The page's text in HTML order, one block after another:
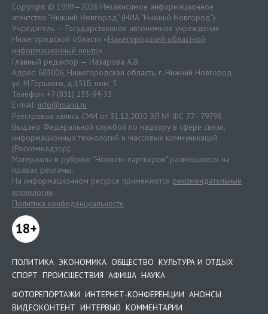
Copyright © 1999—2026 Независимое информационное
агентство "Нижний Новгород" (НИА "Нижний Новгород")
Учредитель — Государственное автономное учреждение
Нижегородской области «Нижегородский областной
информационный центр»
Главный редактор — Назарова А.В.
Адрес: 603006, Нижегородская область, г. Нижний Новгород.
ул. М.Горького, д.151Б, пом. 5
Телефон: +7 (831) 233-94-53
E-mail: info@niann.ru
Реестровая запись СМИ от 31.12.2020 ЭЛ № ФС 77 - 79798.
Выдано Федеральной службой по надзору в сфере связи,
информационных технологий и массовых коммуникаций
(Роскомнадзор).
Материалы в рубрике "Новости партнеров" размещаются на
правах рекламы.
На информационном ресурсе применяются рекомендательные
технологии.
Политика конфиденциальности
18+
ПОЛИТИКА ЭКОНОМИКА ОБЩЕСТВО КУЛЬТУРА И ОТДЫХ
СПОРТ ПРОИСШЕСТВИЯ АФИША НАУКА
ФОТОРЕПОРТАЖИ ИНТЕРНЕТ-КОНФЕРЕНЦИИ АНОНСЫ
ВИДЕОКОНТЕНТ ИНТЕРВЬЮ КОММЕНТАРИИ